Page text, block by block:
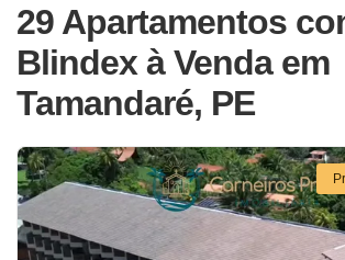
29 Apartamentos
Blindex à Venda em
Tamandaré, PE